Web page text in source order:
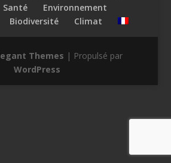
Santé
Environnement
Biodiversité Climat
Themes | Propulsé par
WordPress